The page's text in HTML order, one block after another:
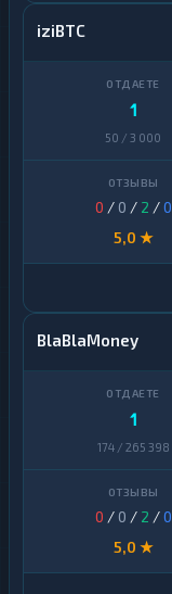
iziBTC
1
50 / 3 000
0 / 0 / 2 /0
5,0 ★
BlaBlaMoney
1
174 / 265 398
0 / 0 / 2 /0
5,0 ★